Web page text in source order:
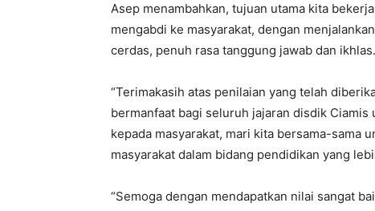
Asep menambahkan, tujuan utama kita
mengabdi ke masyarakat, dengan
cerdas, penuh rasa tanggung jawab dan ikhlas.
“Terimakasih atas penilaian yang telah
bermanfaat bagi seluruh jajaran disdik
kepada masyarakat, mari kita bersama-sama
masyarakat dalam bidang pendidikan yang
“Semoga dengan mendapatkan nilai sangat